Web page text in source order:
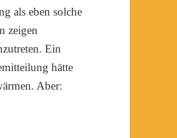
als eben solche
zeigen
Ein
hätte
Aber: